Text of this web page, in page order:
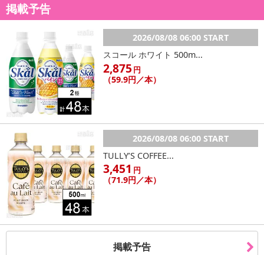
掲載予告
2026/08/08 06:00 START
スコール ホワイト 500m...
2,875 円
（59.9円／本）
2026/08/08 06:00 START
TULLY’S COFFEE...
3,451 円
（71.9円／本）
掲載予告